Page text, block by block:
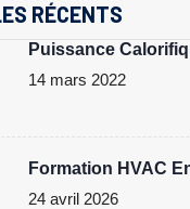
RÉCENTS
Puissance
14 mars 2022
Formation HVAC
24 avril 2026